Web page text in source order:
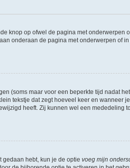
knop op ofwel de pagina met onderwerpen
onderaan de pagina met onderwerpen of
(soms maar voor een beperkte tijd nadat
tekstje dat zegt hoeveel keer en wanneer
heeft. Zij kunnen wel een mededeling
gedaan hebt, kun je de optie voeg mijn